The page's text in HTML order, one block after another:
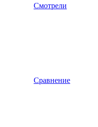
Смотрели
Сравнение